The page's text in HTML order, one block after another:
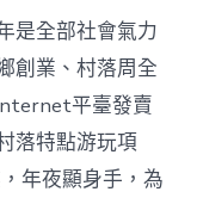
落
財
產
復
興
注
進
人
是全部社會氣力
創業、村落周全
平臺發賣
落特點游玩項
年夜顯身手，為